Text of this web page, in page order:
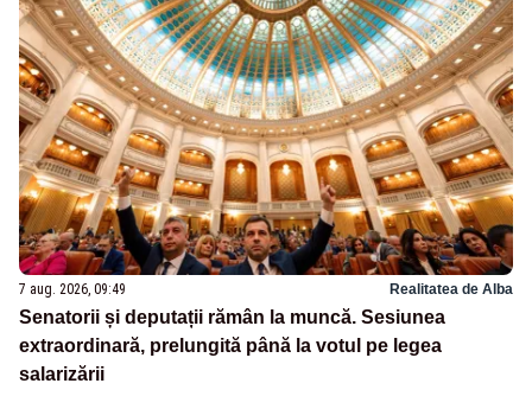
7 aug. 2026, 09:49 Realitatea de Alba
Senatorii și deputații rămân la muncă. Sesiunea
extraordinară, prelungită până la votul pe legea
salarizării